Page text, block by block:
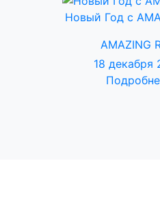
Новый Год с
AMAZING
18 декабря